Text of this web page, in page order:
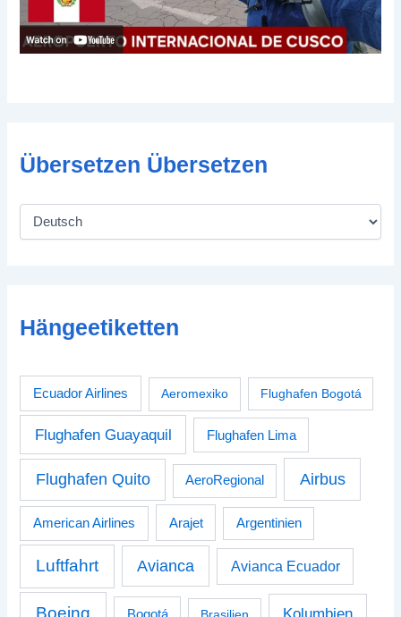
Übersetzen Übersetzen
Hängeetiketten
Ecuador Airlines Aeromexiko Flughafen Bogotá
Flughafen Guayaquil Flughafen Lima
Flughafen Quito AeroRegional Airbus
American Airlines Arajet Argentinien
Luftfahrt Avianca Avianca Ecuador
Boeing Bogotá